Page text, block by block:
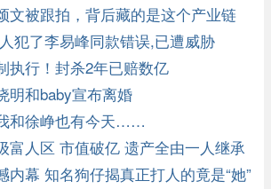
文被跟拍，背后藏的是这个产业链
犯了李易峰同款错误,已遭威胁
执行！封杀2年已赔数亿
明和baby宣布离婚
和徐峥也有今天……
富人区 市值破亿 遗产全由一人继承
内幕 知名狗仔揭真正打人的竟是“她”